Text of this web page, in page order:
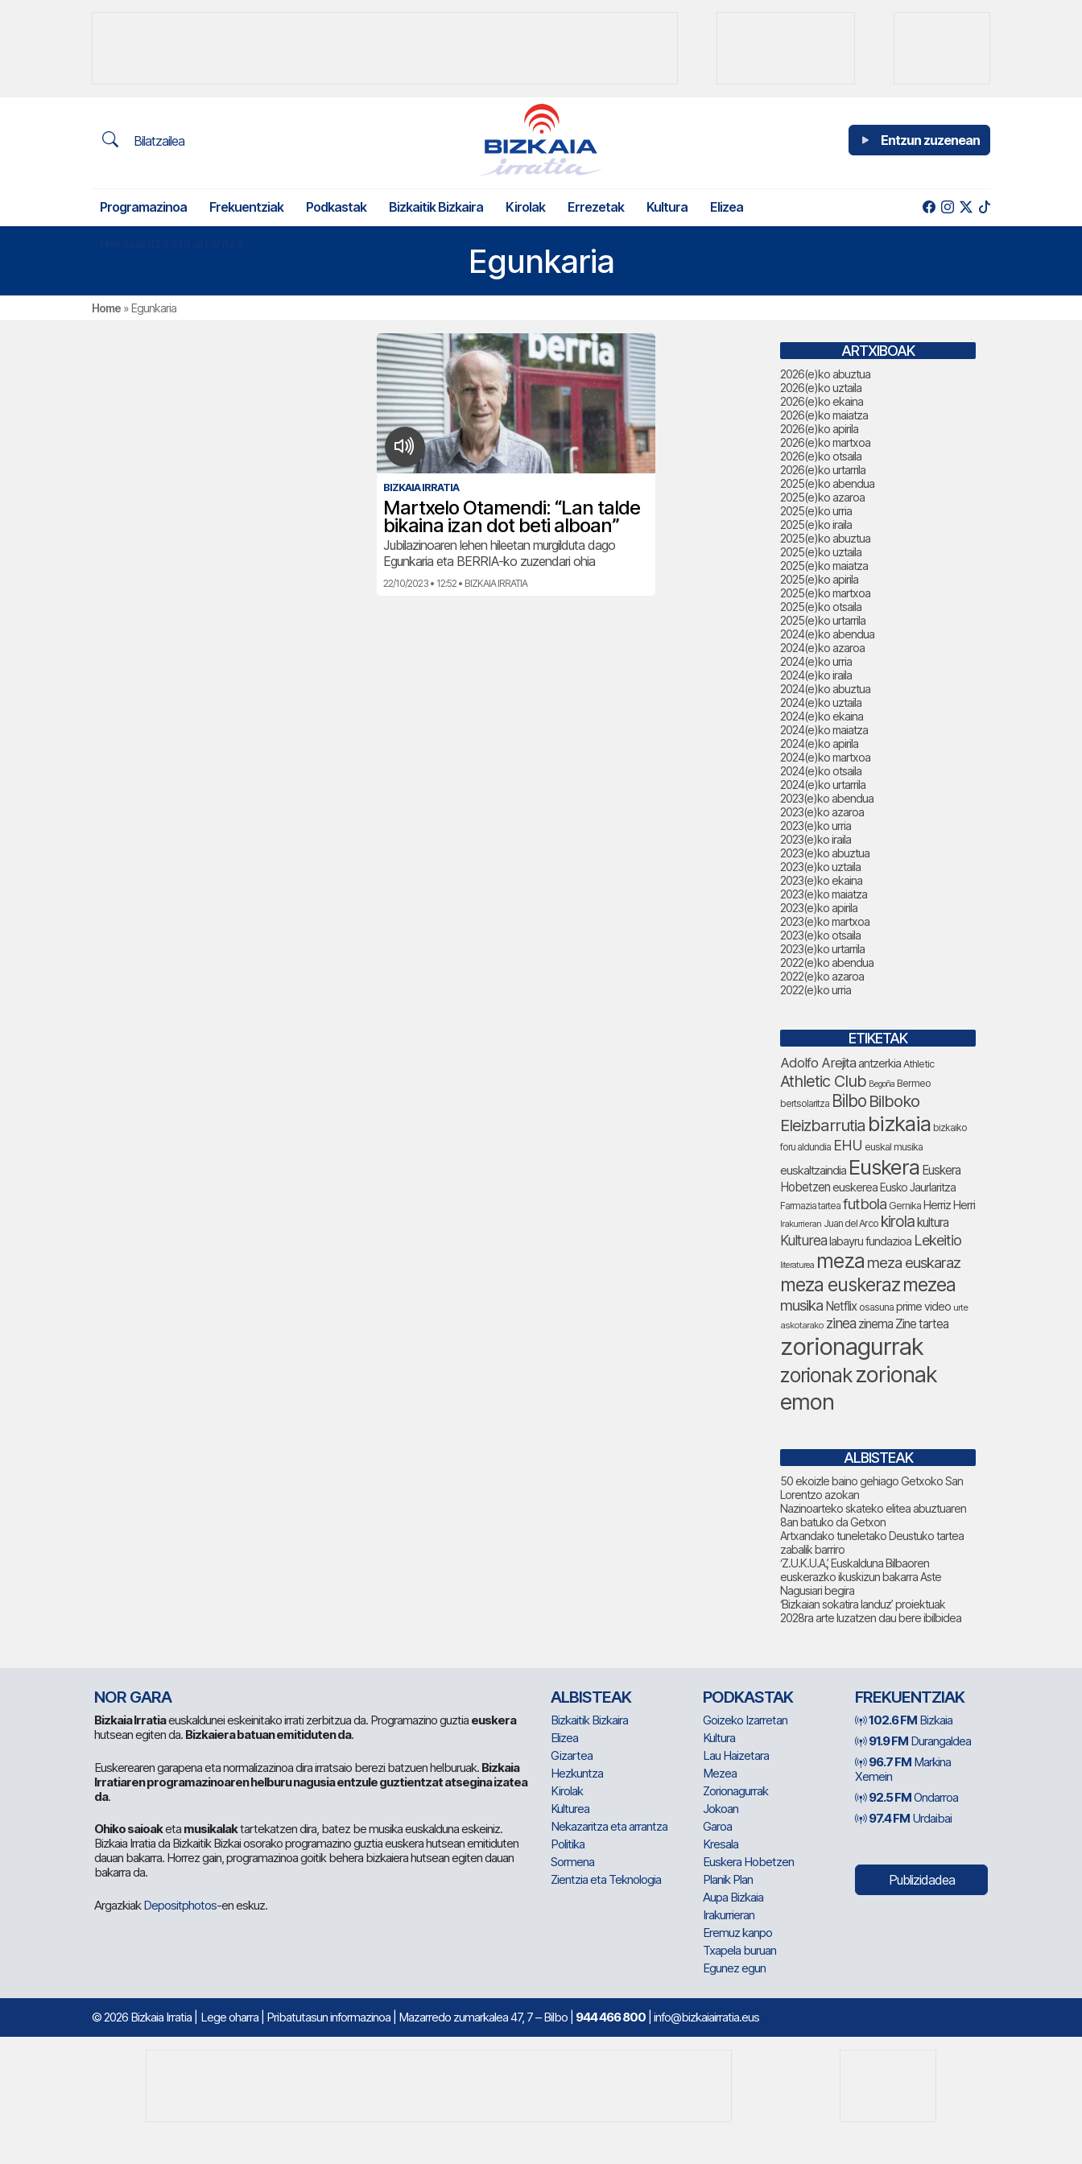
Bilatzailea Entzun zuzenean
Programazinoa Frekuentziak Podkastak Bizkaitik Bizkaira Kirolak Errezetak Kultura Elizea
Egunkaria
Home »Egunkaria
BIZKAIA IRRATIA
Martxelo Otamendi: “Lan talde
bikaina izan dot beti alboan”
Jubilazinoaren lehen hileetan murgilduta dago
Egunkaria eta BERRIA-ko zuzendari ohia
22/10/2023 • 12:52 • BIZKAIA IRRATIA
ARTXIBOAK
2026(e)ko abuztua
2026(e)ko uztaila
2026(e)ko ekaina
2026(e)ko maiatza
2026(e)ko apirila
2026(e)ko martxoa
2026(e)ko otsaila
2026(e)ko urtarrila
2025(e)ko abendua
2025(e)ko azaroa
2025(e)ko urria
2025(e)ko iraila
2025(e)ko abuztua
2025(e)ko uztaila
2025(e)ko maiatza
2025(e)ko apirila
2025(e)ko martxoa
2025(e)ko otsaila
2025(e)ko urtarrila
2024(e)ko abendua
2024(e)ko azaroa
2024(e)ko urria
2024(e)ko iraila
2024(e)ko abuztua
2024(e)ko uztaila
2024(e)ko ekaina
2024(e)ko maiatza
2024(e)ko apirila
2024(e)ko martxoa
2024(e)ko otsaila
2024(e)ko urtarrila
2023(e)ko abendua
2023(e)ko azaroa
2023(e)ko urria
2023(e)ko iraila
2023(e)ko abuztua
2023(e)ko uztaila
2023(e)ko ekaina
2023(e)ko maiatza
2023(e)ko apirila
2023(e)ko martxoa
2023(e)ko otsaila
2023(e)ko urtarrila
2022(e)ko abendua
2022(e)ko azaroa
2022(e)ko urria
ETIKETAK
Adolfo Arejitaantzerkia Athletic
Athletic Club Begoña Bermeo
bertsolaritza Bilbo Bilboko
Eleizbarrutia bizkaia bizkaiko
foru aldundia EHU euskal musika
euskaltzaindia Euskera Euskera
Hobetzeneuskerea Eusko Jaurlaritza
Farmazia tartea futbola Gernika Herriz Herri
Irakurrieran Juan del Arco kirola kultura
Kulturealabayru fundazioa Lekeitio
literaturea meza meza euskaraz
meza euskerazmezea
musika Netflix osasuna prime video urte
askotarako zinea zinema Zine tartea
zorionagurrak
zorionakzorionak
emon
ALBISTEAK
50 ekoizle baino gehiago Getxoko San
Lorentzo azokan
Nazinoarteko skateko elitea abuztuaren
8an batuko da Getxon
Artxandako tuneletako Deustuko tartea
zabalik barriro
‘Z.U.K.U.A.’, Euskalduna Bilbaoren
euskerazko ikuskizun bakarra Aste
Nagusiari begira
‘Bizkaian sokatira landuz’ proiektuak
2028ra arte luzatzen dau bere ibilbidea
NOR GARA
Bizkaia Irratiaeuskaldunei eskeinitako irrati zerbitzua da. Programazino guztia euskera
hutsean egiten da. Bizkaiera batuan emitiduten da.
Euskerearen garapena eta normalizazinoa dira irratsaio berezi batzuen helburuak. Bizkaia
Irratiaren programazinoaren helburu nagusia entzule guztientzat atsegina izatea
da.
Ohiko saioaketa musikalaktartekatzen dira, batez be musika euskalduna eskeiniz.
Bizkaia Irratia da Bizkaitik Bizkai osorako programazino guztia euskera hutsean emitiduten
dauan bakarra. Horrez gain, programazinoa goitik behera bizkaiera hutsean egiten dauan
bakarra da.
ArgazkiakDepositphotos-en eskuz.
ALBISTEAK
Bizkaitik Bizkaira
Elizea
Gizartea
Hezkuntza
Kirolak
Kulturea
Nekazaritza eta arrantza
Politika
Sormena
Zientzia eta Teknologia
PODKASTAK
Goizeko Izarretan
Kultura
Lau Haizetara
Mezea
Zorionagurrak
Jokoan
Garoa
Kresala
Euskera Hobetzen
Planik Plan
Aupa Bizkaia
Irakurrieran
Eremuz kanpo
Txapela buruan
Egunez egun
FREKUENTZIAK
102.6 FM Bizkaia
91.9 FM Durangaldea
96.7 FM Markina
Xemein
92.5 FMOndarroa
97.4 FM Urdaibai
Publizidadea
© 2026 Bizkaia Irratia Lege oharra Pribatutasun informazinoa | Mazarredo zumarkalea 47, 7 – Bilbo | 944 466 800 | info@bizkaiairratia.eus